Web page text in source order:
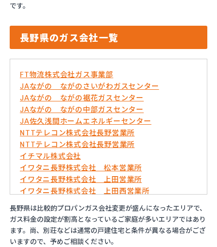
です。
長野県のガス会社一覧
FT物流株式会社ガス事業部
JAながの ながのさいがわガスセンター
JAながの ながの裾花ガスセンター
JAながの ながの中部ガスセンター
JA佐久浅間ホームエネルギーセンター
NTTテレコン株式会社長野営業所
NTTテレコン株式会社長野営業所
イチマル株式会社
イワタニ長野株式会社 松本営業所
イワタニ長野株式会社 上田営業所
イワタニ長野株式会社 上田西営業所
イワタニ長野株式会社 佐久営業所
イワタニ長野株式会社 長野営業所
エッソ・ガスセンター長野
ガスネット佐久
長野県は比較的プロパンガス会社変更が盛んになったエリアで、
ガス料金の設定が割高となっているご家庭が多いエリアではあり
ます。尚、別荘などは通常の戸建住宅と条件が異なる場合がござ
いますので、予めご相談ください。